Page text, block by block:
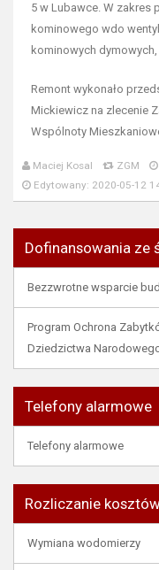
5 w Lubawce. W zakres
kominowego wdo
kominowych
Remont wykonało
Mickiewicz na zlecenie
Wspólnoty
Maciej Kosal ZGM
Edytowany: 2020-05-12
Dofinansowania ze
Bezzwrotne wsparcie
Program Ochrona
Dziedzictwa
Telefony alarmowe
Telefony alarmowe
Rozliczanie
Wymiana wodomierzy